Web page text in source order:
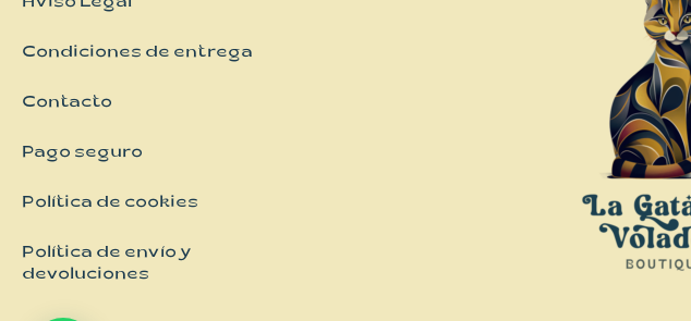
Aviso Legal
Condiciones de entrega
Contacto
Pago seguro
Política de cookies
Política de envío y
devoluciones